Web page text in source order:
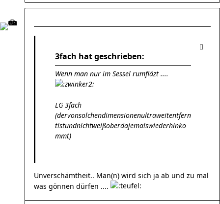
3fach hat geschrieben:
Wenn man nur im Sessel rumfläzt ....
LG 3fach
(dervonsolchendimensionenultraweitentfern
tistundnichtweißoberdajemalswiederhinko
mmt)
Unverschämtheit.. Man(n) wird sich ja ab und zu mal
was gönnen dürfen ....